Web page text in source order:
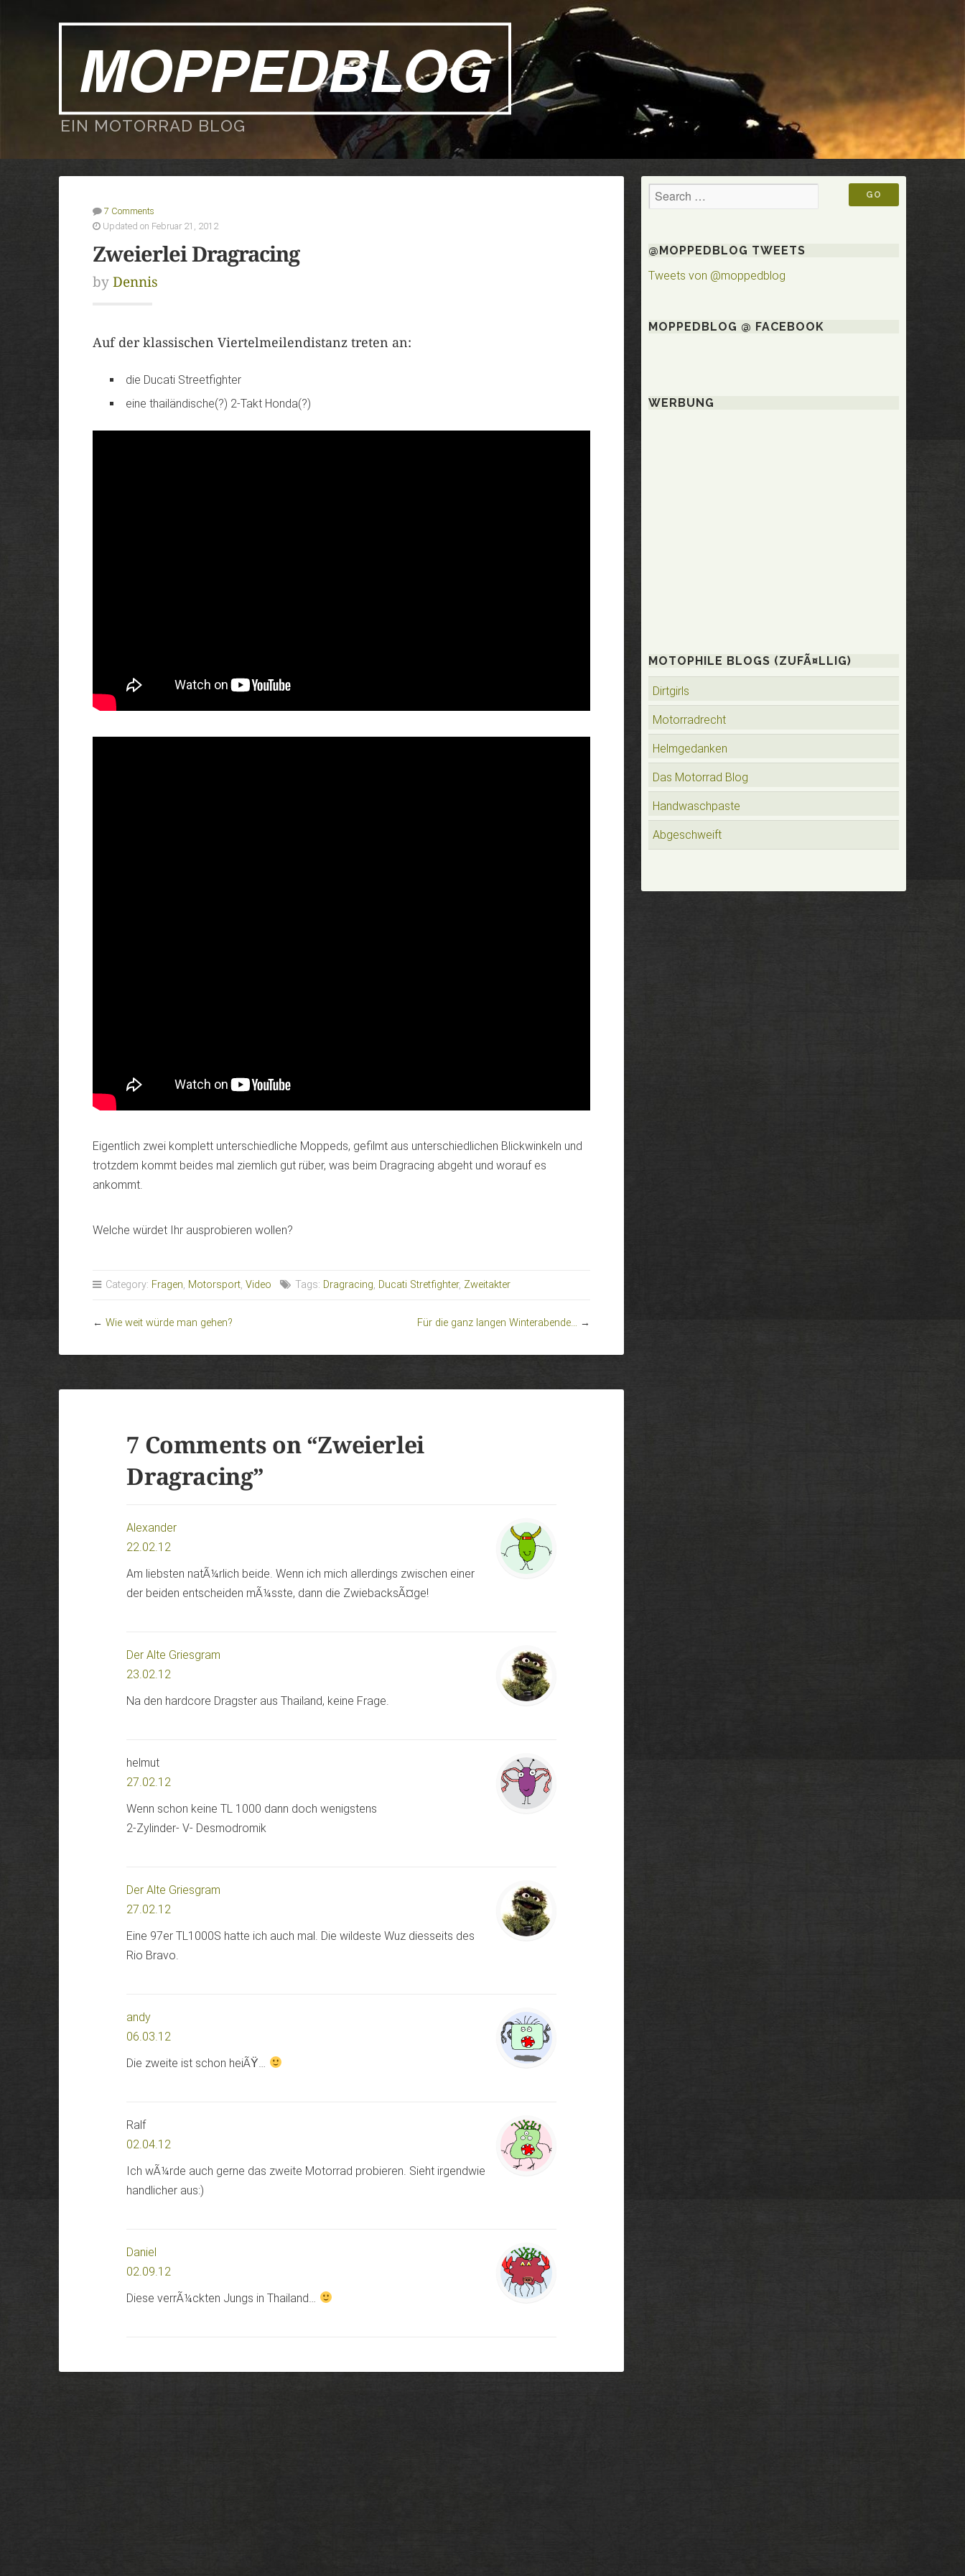
MOPPEDBLOG
EIN MOTORRAD BLOG
7 Comments
Updated on Februar 21, 2012
Zweierlei Dragracing
byDennis
Auf der klassischen Viertelmeilendistanz treten an:
die Ducati Streetfighter
eine thailändische(?) 2-Takt Honda(?)
Eigentlich zwei komplett unterschiedliche Moppeds, gefilmt aus unterschiedlichen Blickwinkeln und
trotzdem kommt beides mal ziemlich gut rüber, was beim Dragracing abgeht und worauf es
ankommt.
Welche würdet Ihr ausprobieren wollen?
Category: Fragen, Motorsport,Video Tags: Dragracing, Ducati Stretfighter, Zweitakter
←Wie weit würde man gehen? Für die ganz langen Winterabende… →
7 Comments on “Zweierlei
Dragracing”
Alexander
22.02.12
Am liebsten natÃ¼rlich beide. Wenn ich mich allerdings zwischen einer
der beiden entscheiden mÃ¼sste, dann die ZwiebacksÃ¤ge!
Der Alte Griesgram
23.02.12
Na den hardcore Dragster aus Thailand, keine Frage.
helmut
27.02.12
Wenn schon keine TL 1000 dann doch wenigstens
2-Zylinder- V- Desmodromik
Der Alte Griesgram
27.02.12
Eine 97er TL1000S hatte ich auch mal. Die wildeste Wuz diesseits des
Rio Bravo.
andy
06.03.12
Die zweite ist schon heiÃŸ…
Ralf
02.04.12
Ich wÃ¼rde auch gerne das zweite Motorrad probieren. Sieht irgendwie
handlicher aus:)
Daniel
02.09.12
Diese verrÃ¼ckten Jungs in Thailand…
@MOPPEDBLOG TWEETS
Tweets von @moppedblog
MOPPEDBLOG @ FACEBOOK
WERBUNG
MOTOPHILE BLOGS (ZUFÃ¤LLIG)
Dirtgirls
Motorradrecht
Helmgedanken
Das Motorrad Blog
Handwaschpaste
Abgeschweift